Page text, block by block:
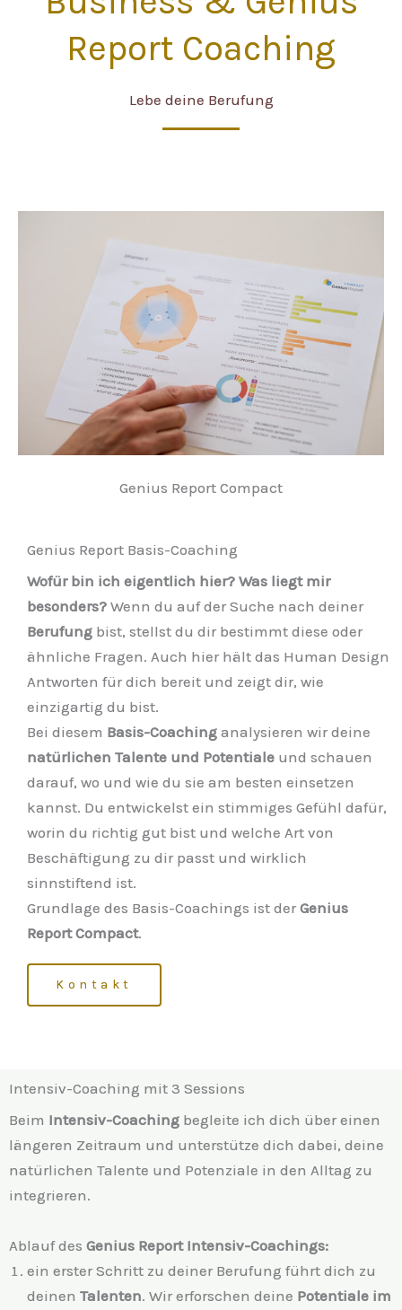
Report Coaching
Lebe deine Berufung
Genius Report Compact
Genius Report Basis-Coaching
Wofür bin ich eigentlich hier? Was liegt mir
besonders? Wenn du auf der Suche nach deiner
Berufung bist, stellst du dir bestimmt diese oder
ähnliche Fragen. Auch hier hält das Human Design
Antworten für dich bereit und zeigt dir, wie
einzigartig du bist.
Bei diesem Basis-Coaching analysieren wir deine
natürlichen Talente und Potentiale und schauen
darauf, wo und wie du sie am besten einsetzen
kannst. Du entwickelst ein stimmiges Gefühl dafür,
worin du richtig gut bist und welche Art von
Beschäftigung zu dir passt und wirklich
sinnstiftend ist.
Grundlage des Basis-Coachings ist derGenius
Report Compact.
Kontakt
Intensiv-Coaching mit 3 Sessions
Beim Intensiv-Coaching begleite ich dich über einen
längeren Zeitraum und unterstütze dich dabei, deine
natürlichen Talente und Potenziale in den Alltag zu
integrieren.
Ablauf des Genius Report Intensiv-Coachings:
ein erster Schritt zu deiner Berufung führt dich zu
deinen Talenten. Wir erforschen deine Potentiale im